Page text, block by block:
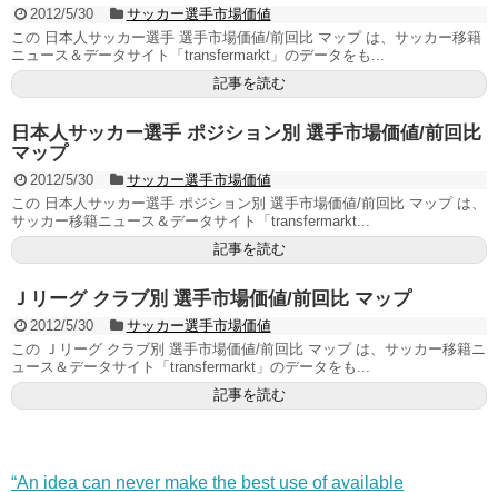
2012/5/30
サッカー選手市場価値
この 日本人サッカー選手 選手市場価値/前回比 マップ は、サッカー移籍
ニュース＆データサイト「transfermarkt」のデータをも...
記事を読む
日本人サッカー選手 ポジション別 選手市場価値/前回比
マップ
2012/5/30
サッカー選手市場価値
この 日本人サッカー選手 ポジション別 選手市場価値/前回比 マップ は、
サッカー移籍ニュース＆データサイト「transfermarkt...
記事を読む
Ｊリーグ クラブ別 選手市場価値/前回比 マップ
2012/5/30
サッカー選手市場価値
この Ｊリーグ クラブ別 選手市場価値/前回比 マップ は、サッカー移籍ニ
ュース＆データサイト「transfermarkt」のデータをも...
記事を読む
“An idea can never make the best use of available